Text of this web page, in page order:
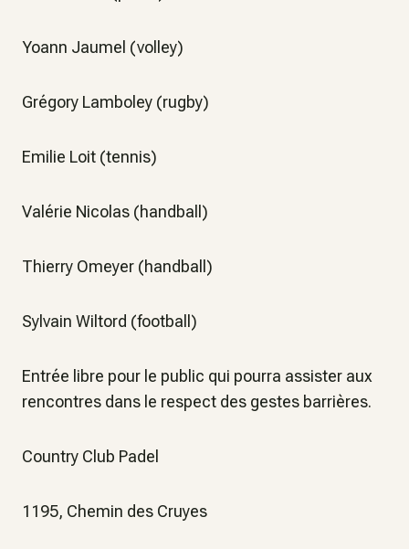
Yoann Jaumel (volley)
Grégory Lamboley (rugby)
Emilie Loit (tennis)
Valérie Nicolas (handball)
Thierry Omeyer (handball)
Sylvain Wiltord (football)
Entrée libre pour le public qui pourra assister aux
rencontres dans le respect des gestes barrières.
Country Club Padel
1195, Chemin des Cruyes